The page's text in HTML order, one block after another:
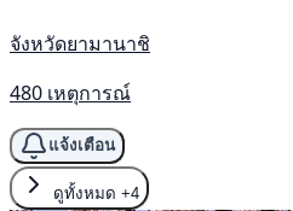
จังหวัดยามานาชิ
480 เหตุการณ์
แจ้งเตือน
ดูทั้งหมด +4